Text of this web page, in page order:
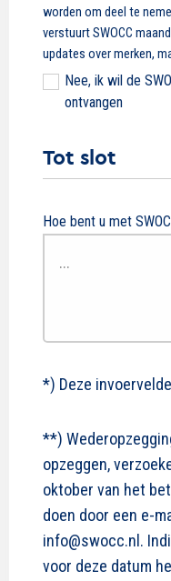
worden om deel te
verstuurt SWOCC
updates over merken,
Nee, ik wil de
ontvangen
Tot slot
Hoe bent u met
*) Deze
**)
opzeggen,
oktober van het
doen door een e-
info@swocc.nl.
voor deze datum